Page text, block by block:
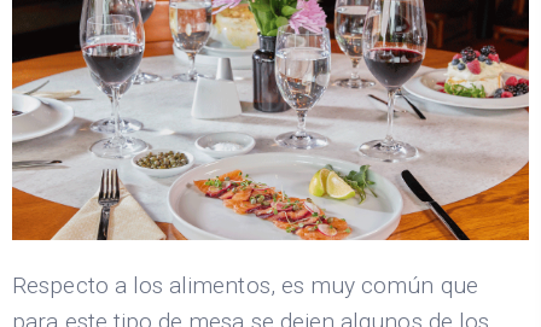
Respecto a los alimentos, es muy común que
para este tipo de mesa se dejen algunos de los